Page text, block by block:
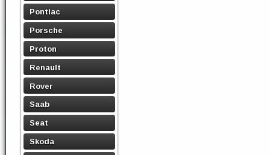
Pontiac
Porsche
Proton
Renault
Rover
Saab
Seat
Skoda